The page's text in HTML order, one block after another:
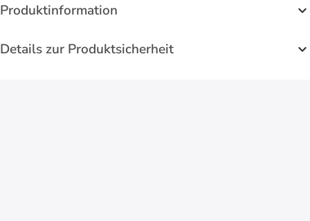
Produktinformation
Details zur Produktsicherheit